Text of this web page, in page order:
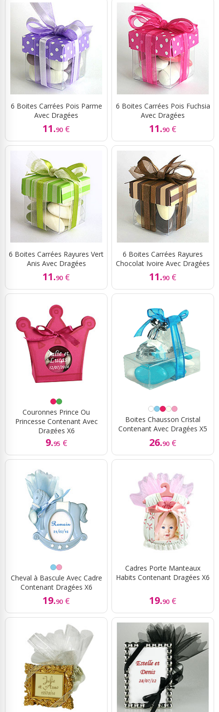
6 Boites Carrées Pois Parme
Avec Dragées
11.90 €
6 Boites Carrées Pois Fuchsia
Avec Dragées
11.90 €
6 Boites Carrées Rayures Vert
Anis Avec Dragées
11.90 €
6 Boites Carrées Rayures
Chocolat Ivoire Avec Dragées
11.90 €
Couronnes Prince Ou
Princesse Contenant Avec
Dragées X6
9.95 €
Boites Chausson Cristal
Contenant Avec Dragées X5
26.90 €
Cheval à Bascule Avec Cadre
Contenant Dragées X6
19.90 €
Cadres Porte Manteaux
Habits Contenant Dragées X6
19.90 €